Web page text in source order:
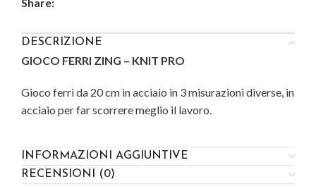
Iscriviti alla newsletter
DESCRIZIONE
GIOCO FERRI ZING – KNIT PRO
Gioco ferri da 20 cm in acciaio in 3 misurazioni diverse, in
acciaio per far scorrere meglio il lavoro.
INFORMAZIONI AGGIUNTIVE
RECENSIONI (0)